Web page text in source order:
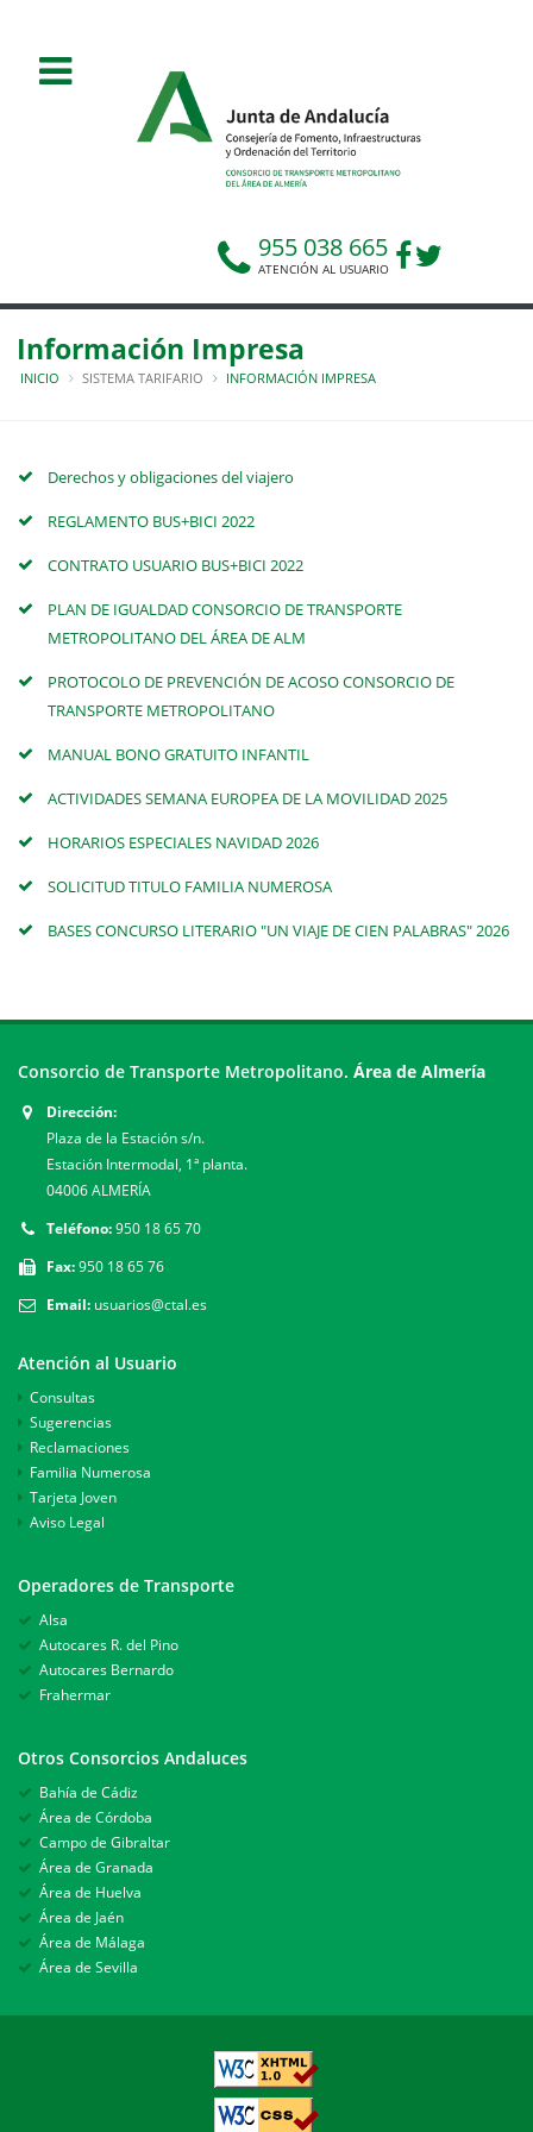
955 038 665
ATENCIÓN AL USUARIO
Información Impresa
INICIO SISTEMA TARIFARIO INFORMACIÓN IMPRESA
Derechos y obligaciones del viajero
REGLAMENTO BUS+BICI 2022
CONTRATO USUARIO BUS+BICI 2022
PLAN DE IGUALDAD CONSORCIO DE TRANSPORTE
METROPOLITANO DEL ÁREA DE ALM
PROTOCOLO DE PREVENCIÓN DE ACOSO CONSORCIO DE
TRANSPORTE METROPOLITANO
MANUAL BONO GRATUITO INFANTIL
ACTIVIDADES SEMANA EUROPEA DE LA MOVILIDAD 2025
HORARIOS ESPECIALES NAVIDAD 2026
SOLICITUD TITULO FAMILIA NUMEROSA
BASES CONCURSO LITERARIO "UN VIAJE DE CIEN PALABRAS" 2026
Consorcio de Transporte Metropolitano. Área de Almería
Dirección:
Plaza de la Estación s/n.
Estación Intermodal, 1ª planta.
04006 ALMERÍA
Teléfono:950 18 65 70
Fax:950 18 65 76
Email: usuarios@ctal.es
Atención al Usuario
Consultas
Sugerencias
Reclamaciones
Familia Numerosa
Tarjeta Joven
Aviso Legal
Operadores de Transporte
Alsa
Autocares R. del Pino
Autocares Bernardo
Frahermar
Otros Consorcios Andaluces
Bahía de Cádiz
Área de Córdoba
Campo de Gibraltar
Área de Granada
Área de Huelva
Área de Jaén
Área de Málaga
Área de Sevilla